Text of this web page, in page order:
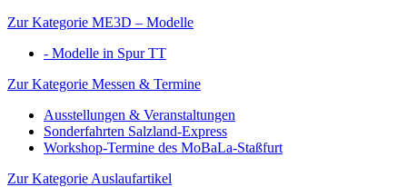
Zur Kategorie ME3D – Modelle
- Modelle in Spur TT
Zur Kategorie Messen & Termine
Ausstellungen & Veranstaltungen
Sonderfahrten Salzland-Express
Workshop-Termine des MoBaLa-Staßfurt
Zur Kategorie Auslaufartikel